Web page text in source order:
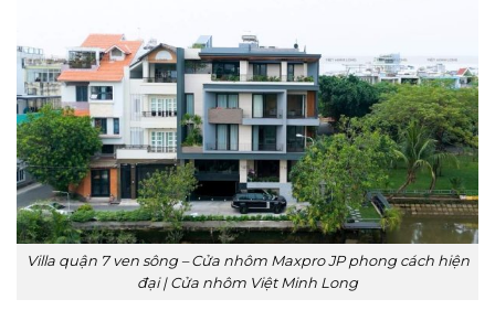
Villa quận 7 ven sông – Cửa nhôm Maxpro JP phong cách hiện
đại | Cửa nhôm Việt Minh Long